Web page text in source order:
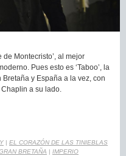
de Montecristo’, al mejor
Pues esto es ‘Taboo’, la
y España a la vez, con
a su lado.
| EL CORAZÓN DE LAS TINIEBLAS
BRETAÑA | IMPERIO